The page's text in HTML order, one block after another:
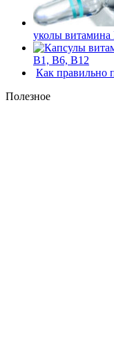
уколы витамина
В1, В6, В12
Как правильно
Полезное